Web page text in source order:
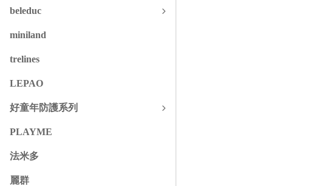
beleduc
miniland
trelines
LEPAO
好童年防護系列
PLAYME
法米多
麗群